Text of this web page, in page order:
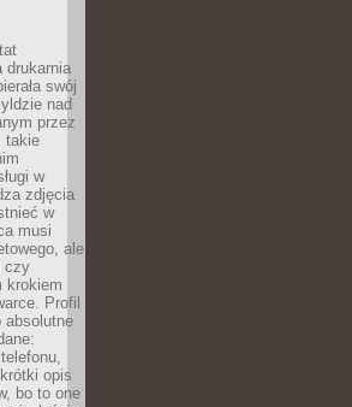
drukarnia
swój
nad
przez
takie
w
zdjęcia
w
musi
ale
czy
krokiem
Profil
absolutne
opis
bo to one